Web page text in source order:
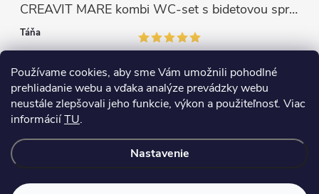
Používame cookies, aby sme Vám umožnili pohodlné
prehliadanie webu a vďaka analýze prevádzky webu
neustále zlepšovali jeho funkcie, výkon a použiteľnosť. Viac
informáciíTU.
Nastavenie
CREAVIT MARE kombi WC-set s bidetovou sprškou, rimless, biela
Táňa
Perfektný výrobok. Som veľmi spokojná.
Vytvoril Shoptet
Copyright 2026